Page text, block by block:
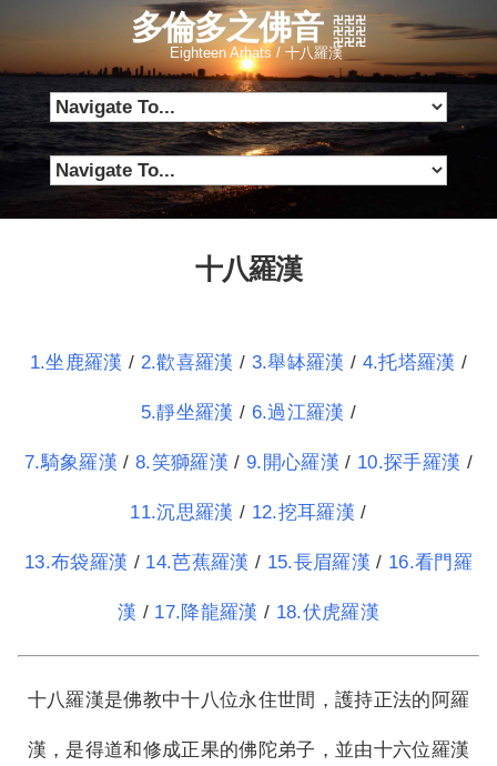
多倫多之佛音
Eighteen Arhats / 十八羅漢
十八羅漢
1.坐鹿羅漢 / 2.歡喜羅漢 / 3.舉缽羅漢 / 4.托塔羅漢 /
5.靜坐羅漢 / 6.過江羅漢 /
7.騎象羅漢 /8.笑獅羅漢 / 9.開心羅漢 / 10.探手羅漢 /
11.沉思羅漢 / 12.挖耳羅漢 /
13.布袋羅漢 / 14.芭蕉羅漢 / 15.長眉羅漢 / 16.看門羅
漢 / 17.降龍羅漢 / 18.伏虎羅漢
十八羅漢是佛教中十八位永住世間，護持正法的阿羅
漢，是得道和修成正果的佛陀弟子，並由十六位羅漢